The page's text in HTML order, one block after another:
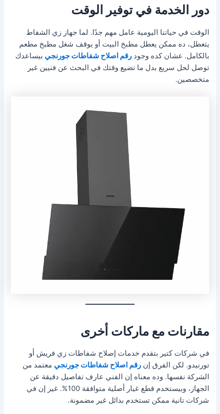
دور الخدمة في توفير الوقت
الوقت في حياتنا اليومية عامل مهم جدًا. لما جهاز زي الشفاط
يتعطل، ده ممكن يعطل مطبخ البيت أو يوقف شغل مطبخ مطعم
بالكامل. عشان كده وجودرقم اصلاح شفاطات جورنجي بيساعدك
توصل لحل سريع بدل ما تضيع وقتك في البحث عن فنيين غير
متخصصين.
مقارنات مع ماركات أخرى
في شركات كتير بتقدم خدمات إصلاح شفاطات زي فريش أو
تورنيدو. لكن الفرق إنرقم اصلاح شفاطات جورنجي معتمد من
الشركة نفسها. وده معناه إن الفني عارف تفاصيل دقيقة عن
الجهاز، وبيستخدم قطع غيار أصلية متوافقة 100%. غير إن في
شركات تانية ممكن تستخدم بدائل غير مضمونة.